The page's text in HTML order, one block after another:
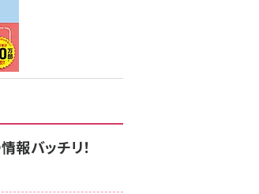
報バッチリ！